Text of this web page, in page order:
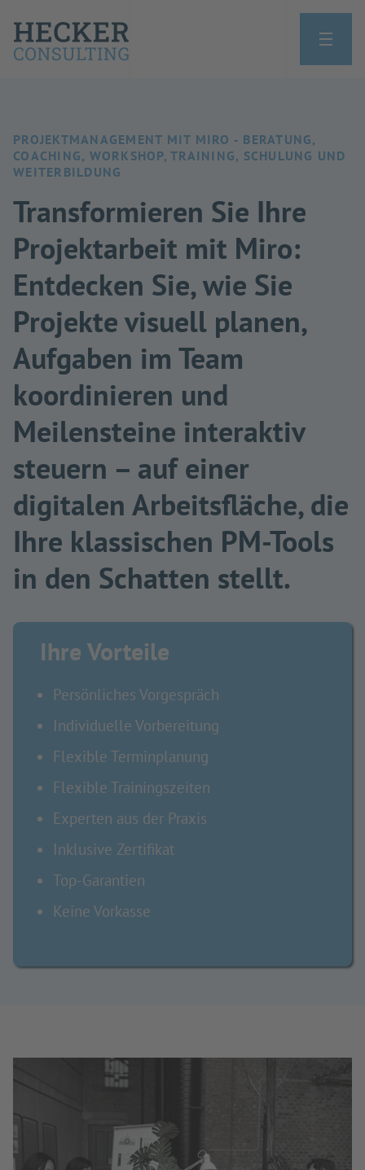
PROJEKTMANAGEMENT MIT MIRO - BERATUNG,
COACHING, WORKSHOP, TRAINING, SCHULUNG UND
WEITERBILDUNG
Transformieren Sie Ihre
Projektarbeit mit Miro:
Entdecken Sie, wie Sie
Projekte visuell planen,
Aufgaben im Team
koordinieren und
Meilensteine interaktiv
steuern – auf einer
digitalen Arbeitsfläche, die
Ihre klassischen PM-Tools
in den Schatten stellt.
Ihre Vorteile
Persönliches Vorgespräch
Individuelle Vorbereitung
Flexible Terminplanung
Flexible Trainingszeiten
Experten aus der Praxis
Inklusive Zertifikat
Top-Garantien
Keine Vorkasse